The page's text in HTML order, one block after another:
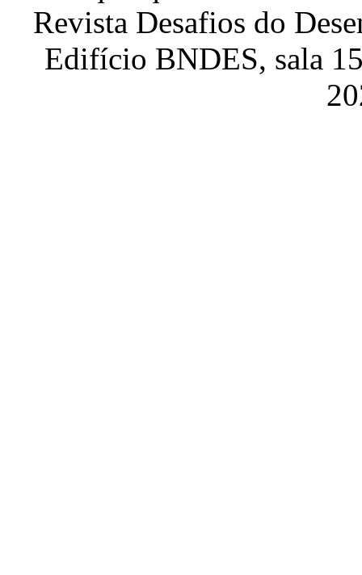
Revista Desafios do
Edifício BNDES, sala